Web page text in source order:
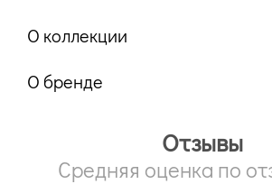
О коллекции
О бренде
Отзывы
Средняя оценка по